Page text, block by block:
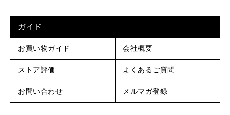
ガイド
お買い物ガイド 会社概要
ストア評価 よくあるご質問
お問い合わせ メルマガ登録